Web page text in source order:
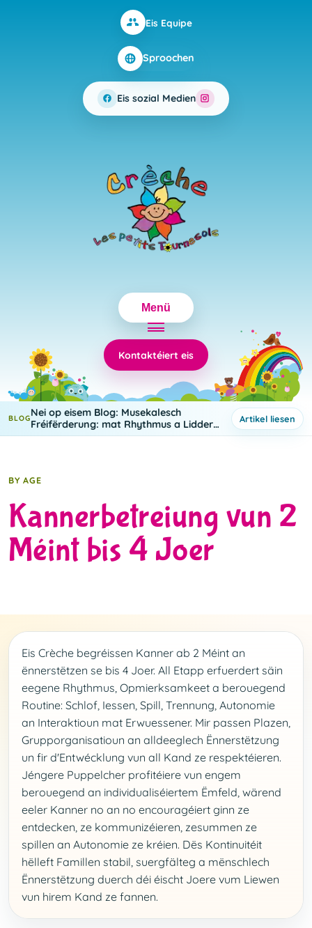
Eis Equipe
Eis sozial Medien
Sproochen
Menü
Kontaktéiert eis
BLOGNei op eisem Blog: Musekalesch
Fréifërderung: mat Rhythmus a Lidder
léieren 🎵
Artikel liesen
BY AGE
Kannerbetreiung vun 2
Méint bis 4 Joer
Eis Crèche begréissen Kanner ab 2 Méint an
ënnerstëtzen se bis 4 Joer. All Etapp erfuerdert säin
eegene Rhythmus, Opmierksamkeet a berouegend
Routine: Schlof, Iessen, Spill, Trennung, Autonomie
an Interaktioun mat Erwuessener. Mir passen Plazen,
Grupporganisatioun an alldeeglech Ënnerstëtzung
un fir d'Entwécklung vun all Kand ze respektéieren.
Jéngere Puppelcher profitéiere vun engem
berouegend an individualiséiertem Ëmfeld, wärend
eeler Kanner no an no encouragéiert ginn ze
entdecken, ze kommunizéieren, zesummen ze
spillen an Autonomie ze kréien. Dës Kontinuitéit
hëlleft Famillen stabil, suergfälteg a mënschlech
Ënnerstëtzung duerch déi éischt Joere vum Liewen
vun hirem Kand ze fannen.